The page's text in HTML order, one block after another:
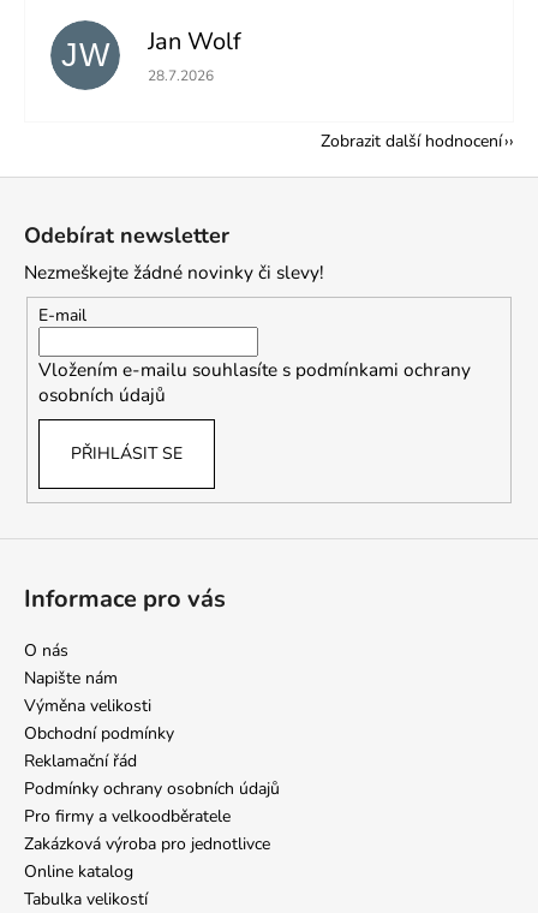
JW Jan Wolf
Hodnocení obchodu je 5 z 5 hvězdiček.
28.7.2026
Zobrazit další hodnocení
Odebírat newsletter
Nezmeškejte žádné novinky či slevy!
E-mail
Vložením e-mailu souhlasíte s podmínkami ochrany
osobních údajů
PŘIHLÁSIT SE
Informace pro vás
O nás
Napište nám
Výměna velikosti
Obchodní podmínky
Reklamační řád
Podmínky ochrany osobních údajů
Pro firmy a velkoodběratele
Zakázková výroba pro jednotlivce
Online katalog
Tabulka velikostí